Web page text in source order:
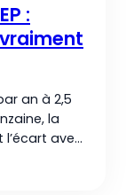
:
an à 2,5
la
avec